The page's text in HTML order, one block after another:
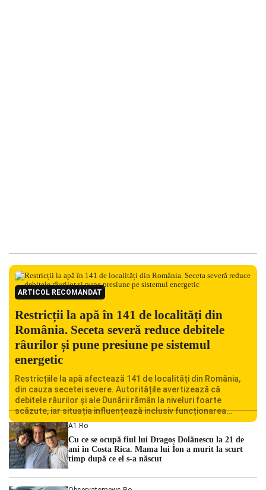
ARTICOL RECOMANDAT
Restricții la apă în 141 de localități din
România. Seceta severă reduce debitele
râurilor și pune presiune pe sistemul
energetic
Restricțiile la apă afectează 141 de localități din România,
din cauza secetei severe. Autoritățile avertizează că
debitele râurilor și ale Dunării rămân la niveluri foarte
scăzute, iar situația influențează inclusiv funcționarea
Centralei Nucleare de la Cernavodă. România se confruntă
cu una dintre cele mai dificile perioade din punct de vedere
hidrologic din ultimii ani. Lipsa […]
A1.ro
Cu ce se ocupă fiul lui Dragoș Dolănescu la 21 de
ani în Costa Rica. Mama lui Ion a murit la scurt
timp după ce el s-a născut